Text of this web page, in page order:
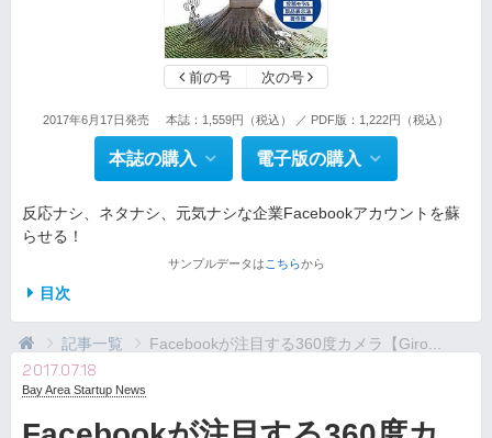
前の号 次の号
2017年6月17日発売 本誌：1,559円（税込） ／ PDF版：1,222円（税込）
本誌の購入 電子版の購入
反応ナシ、ネタナシ、元気ナシな企業Facebookアカウントを蘇
らせる！
サンプルデータは こちらから
目次
記事一覧 Facebookが注目する360度カメラ【Giro...
2017.07.18
Bay Area Startup News